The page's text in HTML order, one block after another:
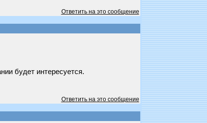
Ответить на это сообщение
будет интересуется.
Ответить на это сообщение